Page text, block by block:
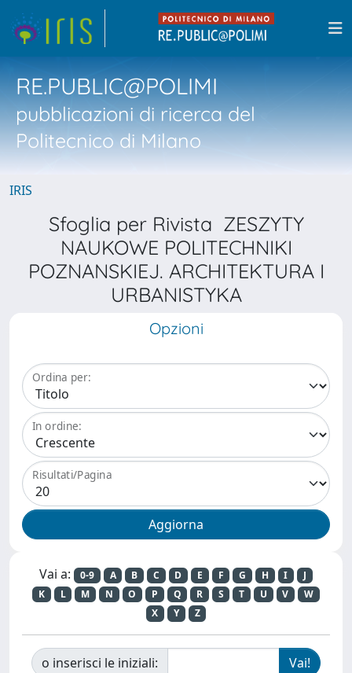
RE.PUBLIC@POLIMI
pubblicazioni di ricerca del
Politecnico di Milano
IRIS
Sfoglia per Rivista ZESZYTY
NAUKOWE POLITECHNIKI
POZNANSKIEJ. ARCHITEKTURA I
URBANISTYKA
Opzioni
Ordina per:
In ordine:
Risultati/Pagina
Vai a: 0-9 A B C D E F G H I
J
K
L M N O P Q R S T U V
W
X
Y Z
o inserisci le iniziali: